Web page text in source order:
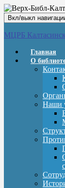
Вкл/выкл
МЦРБ
Главная
О
Наши